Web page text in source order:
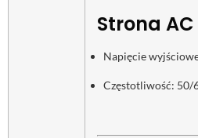
Strona
Napięcie
Częstotliwość: 50/